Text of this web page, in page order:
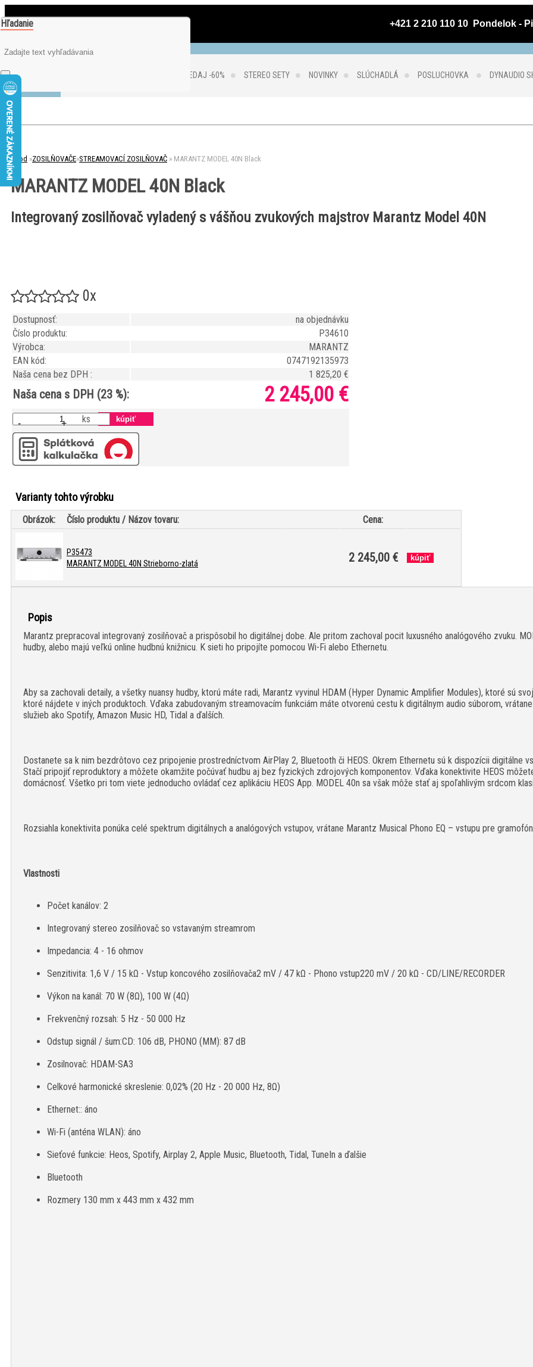
+421 2 210 110 10  Pondelok -
Hľadanie
VÝPREDAJ -60% STEREO SETY NOVINKY SLÚCHADLÁ POSLUCHOVKA DYNAUDIO
Úvod »ZOSILŇOVAČE»STREAMOVACÍ ZOSILŇOVAČ » MARANTZ MODEL 40N Black
MARANTZ MODEL 40N Black
Integrovaný zosilňovač vyladený s vášňou zvukových majstrov Marantz Model 40N
0x
Dostupnosť:
na objednávku
Číslo produktu:
P34610
Výrobca:
MARANTZ
EAN kód:
0747192135973
Naša cena bez DPH :
1 825,20 €
Naša cena s DPH (23 %): 2 245,00 €
- + ks
Varianty tohto výrobku
Obrázok: Číslo produktu / Názov tovaru: Cena:
P35473
MARANTZ MODEL 40N Strieborno-zlatá
2 245,00 €
Popis
Marantz prepracoval integrovaný zosilňovač a prispôsobil ho digitálnej dobe. Ale pritom zachoval pocit luxusného analógového zvuku.
hudby, alebo majú veľkú online hudbnú knižnicu. K sieti ho pripojíte pomocou Wi-Fi alebo Ethernetu.
Aby sa zachovali detaily, a všetky nuansy hudby, ktorú máte radi, Marantz vyvinul HDAM (Hyper Dynamic Amplifier Modules), ktoré sú
ktoré nájdete v iných produktoch. Vďaka zabudovaným streamovacím funkciám máte otvorenú cestu k digitálnym audio súborom,
služieb ako Spotify, Amazon Music HD, Tidal a ďalších.
Dostanete sa k nim bezdrôtovo cez pripojenie prostredníctvom AirPlay 2, Bluetooth či HEOS. Okrem Ethernetu sú k dispozícii digitálne
Stačí pripojiť reproduktory a môžete okamžite počúvať hudbu aj bez fyzických zdrojových komponentov. Vďaka konektivite HEOS
domácnosť. Všetko pri tom viete jednoducho ovládať cez aplikáciu HEOS App. MODEL 40n sa však môže stať aj spoľahlivým srdcom
Rozsiahla konektivita ponúka celé spektrum digitálnych a analógových vstupov, vrátane Marantz Musical Phono EQ – vstupu pre
Vlastnosti
Počet kanálov: 2
Integrovaný stereo zosilňovač so vstavaným streamrom
Impedancia: 4 - 16 ohmov
Senzitivita: 1,6 V / 15 kΩ - Vstup koncového zosilňovača2 mV / 47 kΩ - Phono vstup220 mV / 20 kΩ - CD/LINE/RECORDER
Výkon na kanál: 70 W (8Ω), 100 W (4Ω)
Frekvenčný rozsah: 5 Hz - 50 000 Hz
Odstup signál / šum:CD: 106 dB, PHONO (MM): 87 dB
Zosilnovač: HDAM-SA3
Celkové harmonické skreslenie: 0,02% (20 Hz - 20 000 Hz, 8Ω)
Ethernet:: áno
Wi-Fi (anténa WLAN): áno
Sieťové funkcie: Heos, Spotify, Airplay 2, Apple Music, Bluetooth, Tidal, TuneIn a ďalšie
Bluetooth
Rozmery 130 mm x 443 mm x 432 mm